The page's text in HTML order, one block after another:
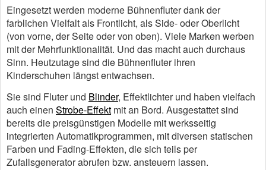
Eingesetzt werden moderne Bühnenfluter dank der
farblichen Vielfalt als Frontlicht, als Side- oder Oberlicht
(von vorne, der Seite oder von oben). Viele Marken werben
mit der Mehrfunktionalität. Und das macht auch durchaus
Sinn. Heutzutage sind die Bühnenfluter ihren
Kinderschuhen längst entwachsen.
Sie sind Fluter und Blinder, Effektlichter und haben vielfach
auch einen Strobe-Effekt mit an Bord. Ausgestattet sind
bereits die preisgünstigen Modelle mit werksseitig
integrierten Automatikprogrammen, mit diversen statischen
Farben und Fading-Effekten, die sich teils per
Zufallsgenerator abrufen bzw. ansteuern lassen.